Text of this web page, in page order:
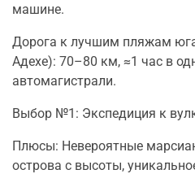
машине.
Дорога к лучшим пляжам
Адехе): 70–80 км, ≈1 час в
автомагистрали.
Выбор №1: Экспедиция к
Плюсы: Невероятные
острова с высоты,